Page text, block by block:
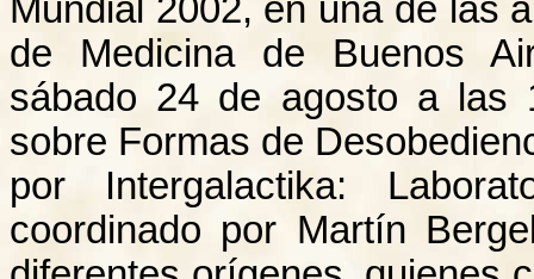
Mundial 2002, en una de las
de Medicina de Buenos
sábado 24 de agosto a las
sobre Formas de
por Intergalactika:
coordinado por Martín